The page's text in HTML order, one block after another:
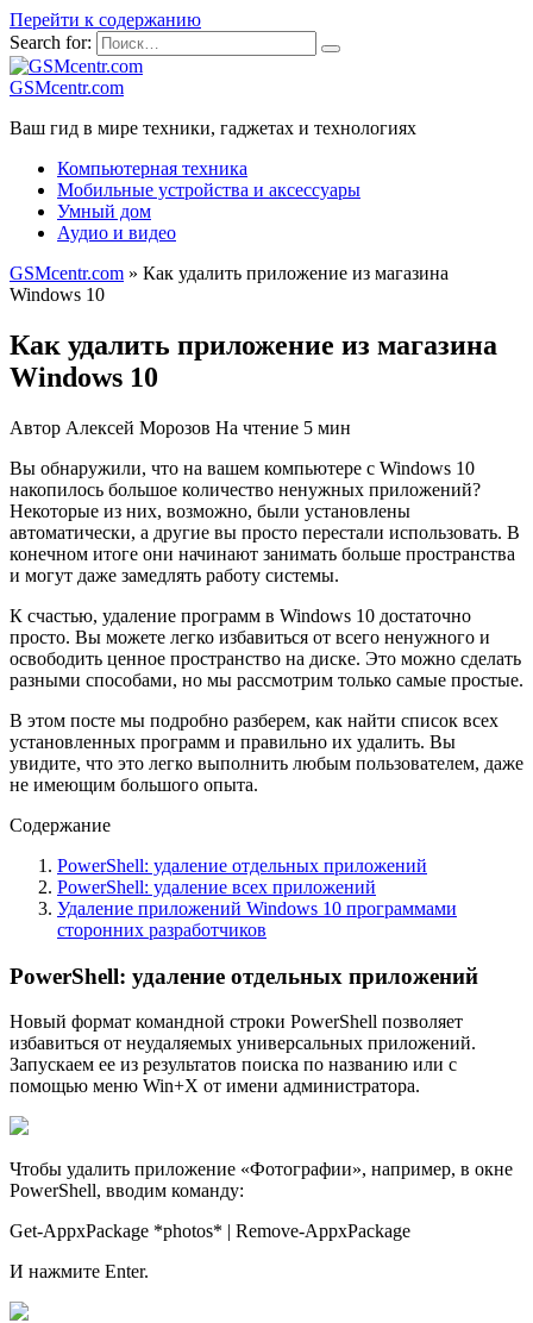
Перейти к содержанию
Search for:
GSMcentr.com
Ваш гид в мире техники, гаджетах и технологиях
Компьютерная техника
Мобильные устройства и аксессуары
Умный дом
Аудио и видео
GSMcentr.com » Как удалить приложение из магазина
Windows 10
Как удалить приложение из магазина
Windows 10
Автор Алексей Морозов На чтение 5 мин
Вы обнаружили, что на вашем компьютере с Windows 10
накопилось большое количество ненужных приложений?
Некоторые из них, возможно, были установлены
автоматически, а другие вы просто перестали использовать. В
конечном итоге они начинают занимать больше пространства
и могут даже замедлять работу системы.
К счастью, удаление программ в Windows 10 достаточно
просто. Вы можете легко избавиться от всего ненужного и
освободить ценное пространство на диске. Это можно сделать
разными способами, но мы рассмотрим только самые простые.
В этом посте мы подробно разберем, как найти список всех
установленных программ и правильно их удалить. Вы
увидите, что это легко выполнить любым пользователем, даже
не имеющим большого опыта.
Содержание
PowerShell: удаление отдельных приложений
PowerShell: удаление всех приложений
Удаление приложений Windows 10 программами
сторонних разработчиков
PowerShell: удаление отдельных приложений
Новый формат командной строки PowerShell позволяет
избавиться от неудаляемых универсальных приложений.
Запускаем ее из результатов поиска по названию или с
помощью меню Win+X от имени администратора.
Чтобы удалить приложение «Фотографии», например, в окне
PowerShell, вводим команду:
Get-AppxPackage *photos* | Remove-AppxPackage
И нажмите Enter.